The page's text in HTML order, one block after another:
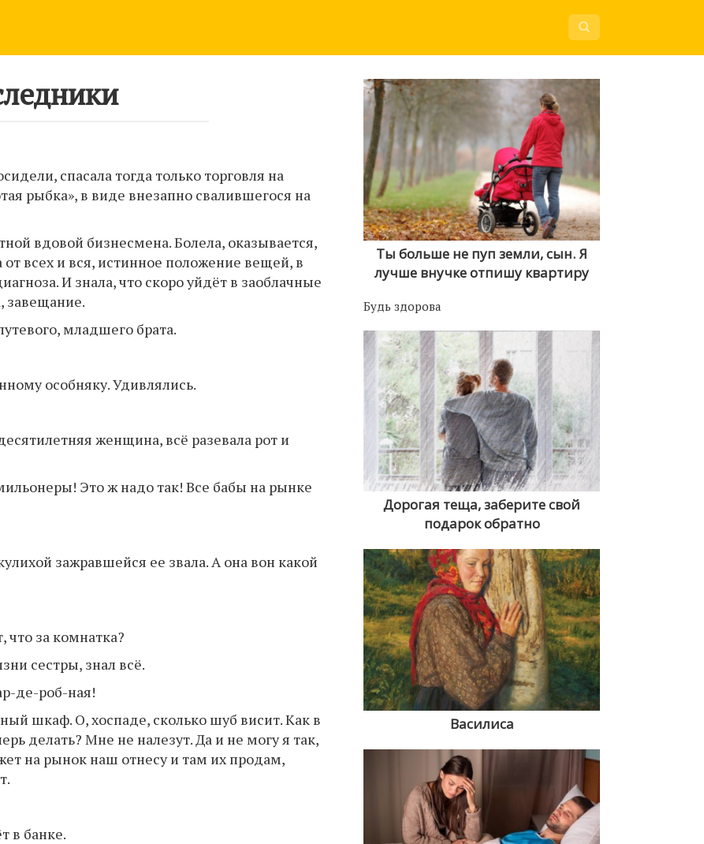
спасала тогда только торговля на
рыбка», в виде внезапно свалившегося на
вдовой бизнесмена. Болела, оказывается,
всех и вся, истинное положение вещей, в
И знала, что скоро уйдёт в заоблачные
завещание.
младшего брата.
особняку. Удивлялись.
женщина, всё разевала рот и
Это ж надо так! Все бабы на рынке
зажравшейся ее звала. А она вон какой
что за комнатка?
сестры, знал всё.
де-роб-ная!
шкаф. О, хоспаде, сколько шуб висит. Как в
делать? Мне не налезут. Да и не могу я так,
на рынок наш отнесу и там их продам,
в банке.
Ты больше не пуп земли, сын. Я
лучше внучке отпишу квартиру
Будь здорова
Дорогая теща, заберите свой
подарок обратно
Василиса